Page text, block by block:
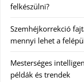
felkészülni?
Szemhéjkorrekció
mennyi lehet a
Mesterséges
példák és trendek